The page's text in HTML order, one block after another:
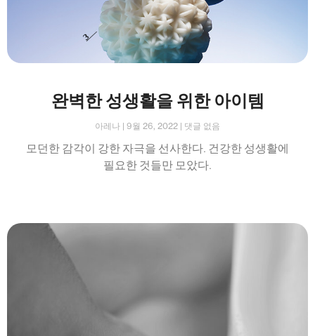
완벽한 성생활을 위한 아이템
아레나 9월 26, 2022 댓글 없음
모던한 감각이 강한 자극을 선사한다. 건강한 성생활에
필요한 것들만 모았다.